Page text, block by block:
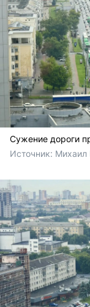
Сужение дороги
Источник: Михаил